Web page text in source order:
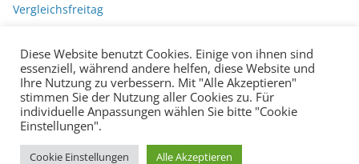
Vergleichsfreitag
Copyright © 2026BarcodeBlog
Diese Website benutzt Cookies. Einige von ihnen sind
essenziell, während andere helfen, diese Website und
Ihre Nutzung zu verbessern. Mit "Alle Akzeptieren"
stimmen Sie der Nutzung aller Cookies zu. Für
individuelle Anpassungen wählen Sie bitte "Cookie
Einstellungen".
Cookie Einstellungen Alle Akzeptieren